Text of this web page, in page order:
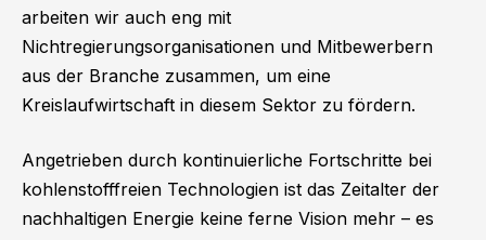
arbeiten wir auch eng mit
Nichtregierungsorganisationen und Mitbewerbern
aus der Branche zusammen, um eine
Kreislaufwirtschaft in diesem Sektor zu fördern.
Angetrieben durch kontinuierliche Fortschritte bei
kohlenstofffreien Technologien ist das Zeitalter der
nachhaltigen Energie keine ferne Vision mehr – es